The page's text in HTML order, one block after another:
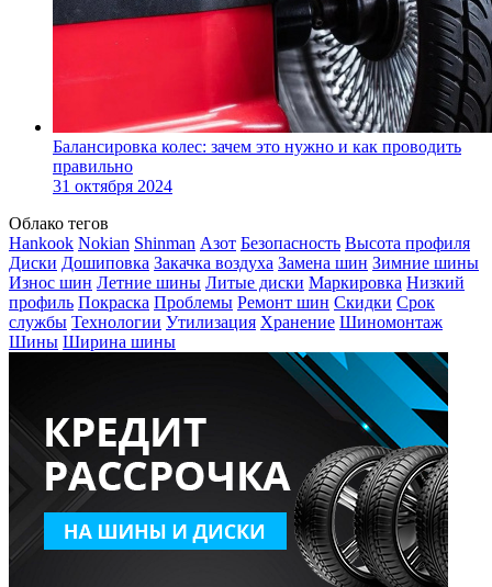
Балансировка колес: зачем это нужно и как проводить
правильно
31 октября 2024
Облако тегов
Hankook Nokian Shinman Азот Безопасность Высота профиля
Диски Дошиповка Закачка воздуха Замена шин Зимние шины
Износ шин Летние шины Литые диски Маркировка Низкий
профиль Покраска Проблемы Ремонт шин Скидки Срок
службы Технологии Утилизация Хранение Шиномонтаж
Шины Ширина шины